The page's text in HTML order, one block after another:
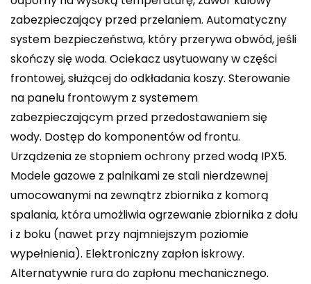
zabezpieczający przed przelaniem. Automatyczny
system bezpieczeństwa, który przerywa obwód, jeśli
skończy się woda. Ociekacz usytuowany w części
frontowej, służącej do odkładania koszy. Sterowanie
na panelu frontowym z systemem
zabezpieczającym przed przedostawaniem się
wody. Dostęp do komponentów od frontu.
Urządzenia ze stopniem ochrony przed wodą IPX5.
Modele gazowe z palnikami ze stali nierdzewnej
umocowanymi na zewnątrz zbiornika z komorą
spalania, która umożliwia ogrzewanie zbiornika z dołu
i z boku (nawet przy najmniejszym poziomie
wypełnienia). Elektroniczny zapłon iskrowy.
Alternatywnie rura do zapłonu mechanicznego.